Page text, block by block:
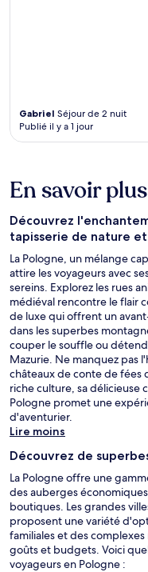
Gabriel Séjour de 2 nuit
Publié il y a 1 jour
En savoir
Découvrez
tapisserie de nature
La Pologne, un mélange
attire les voyageurs avec
sereins. Explorez les rues
médiéval rencontre le flair
de luxe qui offrent un
dans les superbes
couper le souffle ou
Mazurie. Ne manquez pas
châteaux de conte de fées
riche culture, sa délicieuse
Pologne promet une
d'aventurier.
Lire moins
Découvrez de
La Pologne offre une
des auberges
boutiques. Les grandes
proposent une variété
familiales et des
goûts et budgets. Voici
voyageurs en Pologne :